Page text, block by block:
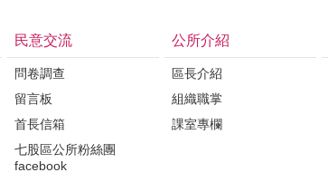
民意交流
問卷調查
留言板
首長信箱
七股區公所粉絲團
facebook
公所介紹
區長介紹
組織職掌
課室專欄